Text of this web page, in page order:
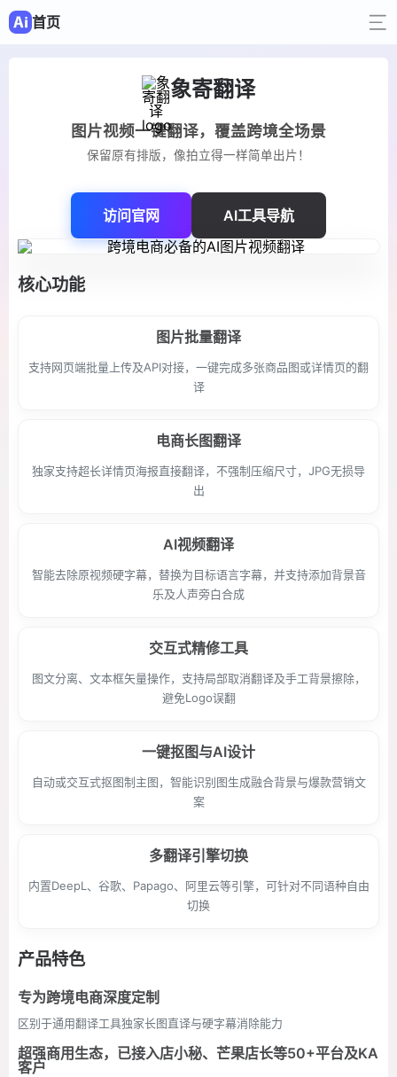
首页
象寄翻译
图片视频一键翻译，覆盖跨境全场景
保留原有排版，像拍立得一样简单出片！
访问官网 AI工具导航
核心功能
图片批量翻译
支持网页端批量上传及API对接，一键完成多张商品图或详情页的翻
译
电商长图翻译
独家支持超长详情页海报直接翻译，不强制压缩尺寸，JPG无损导
出
AI视频翻译
智能去除原视频硬字幕，替换为目标语言字幕，并支持添加背景音
乐及人声旁白合成
交互式精修工具
图文分离、文本框矢量操作，支持局部取消翻译及手工背景擦除，
避免Logo误翻
一键抠图与AI设计
自动或交互式抠图制主图，智能识别图生成融合背景与爆款营销文
案
多翻译引擎切换
内置DeepL、谷歌、Papago、阿里云等引擎，可针对不同语种自由
切换
产品特色
专为跨境电商深度定制
区别于通用翻译工具独家长图直译与硬字幕消除能力
超强商用生态，已接入店小秘、芒果店长等50+平台及KA
客户